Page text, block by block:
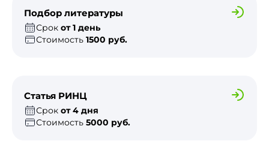
Подбор литературы
Срок от 1 день
Стоимость 1500 руб.
Статья РИНЦ
Срок от 4 дня
Стоимость 5000 руб.